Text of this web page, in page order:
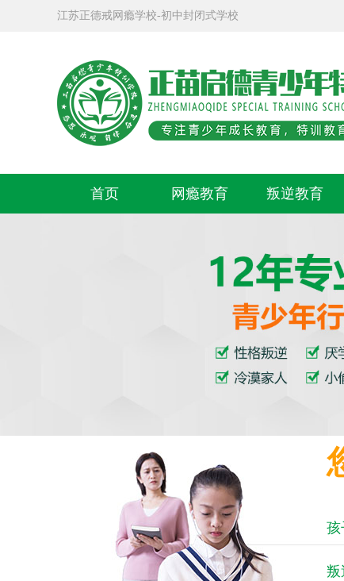
江苏正德戒网瘾学校-初中封闭式学校
首页 网瘾教育 叛逆教育
孩
叛